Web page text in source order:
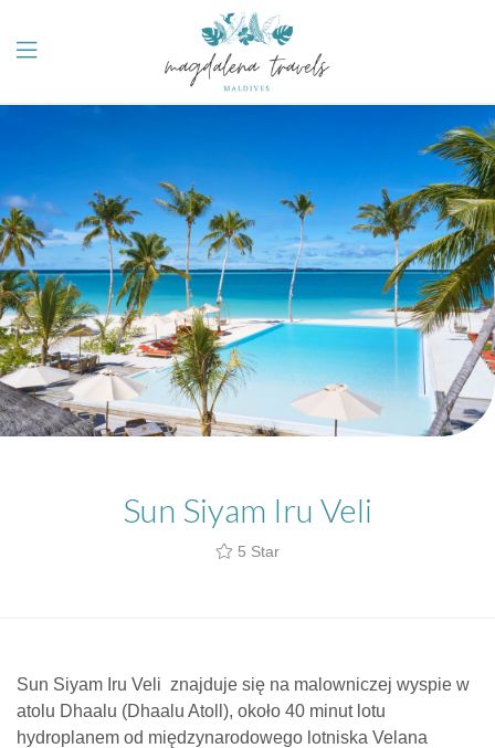
Sun Siyam Iru Veli
5 Star
Sun Siyam Iru Veli znajduje się na malowniczej wyspie w
atolu Dhaalu (Dhaalu Atoll), około 40 minut lotu
hydroplanem od międzynarodowego lotniska Velana